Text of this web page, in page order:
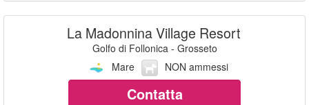
La Madonnina Village Resort
Golfo di Follonica - Grosseto
Mare
NON ammessi
Contatta